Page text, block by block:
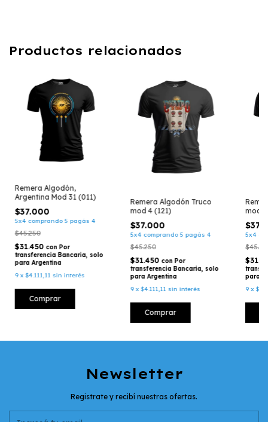
Productos relacionados
Remera Algodón,
Argentina Mod 31 (011)
$37.000
5x4 comprando 5 pagás 4
$45.250
$31.450 con Por
transferencia Bancaria, solo
para Argentina
9 x$4.111,11 sin interés
Comprar
Remera Algodón Truco
mod 4 (121)
$37.000
5x4 comprando 5 pagás 4
$45.250
$31.450 con Por
transferencia Bancaria, solo
para Argentina
9 x$4.111,11 sin interés
Comprar
mod
5x4
para
9 x
Newsletter
Registrate y recibí nuestras ofertas.